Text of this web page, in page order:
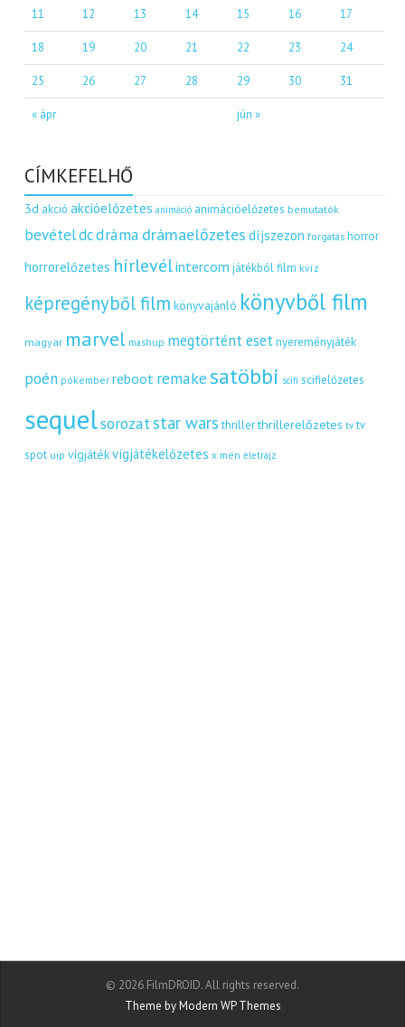
« ápr jún »
11 12 13 14 15 16 17
18 19 20 21 22 23 24
25 26 27 28 29 30 31
CÍMKEFELHŐ
3d akció akcióelőzetes animáció animációelőzetes bemutatók
bevételdcdráma drámaelőzetes díjszezon forgatás horror
horrorelőzetes hírlevélintercom játékból film kvíz
képregényből film könyvajánló könyvből film
magyar marvel mashup megtörtént eset nyereményjáték
poén pókember reboot remakesatöbbi scifi scifielőzetes
sequelsorozatstar wars thriller thrillerelőzetes tv tv
spot uip vígjátékvígjátékelőzetes x men életrajz
© 2026 FilmDROID. All rights reserved.
Theme by Modern WP Themes